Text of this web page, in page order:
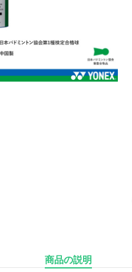
商品の説明